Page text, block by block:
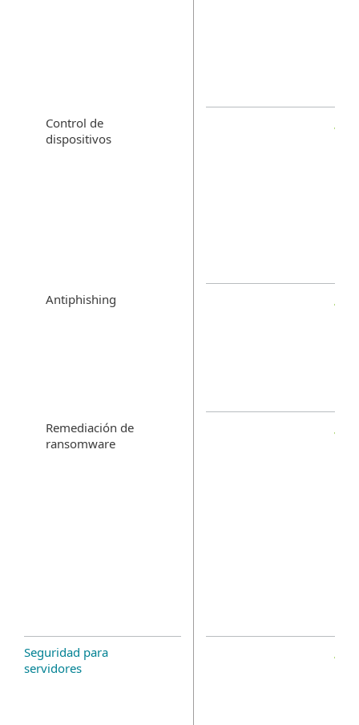
Control de
dispositivos
Antiphishing
Remediación de
ransomware
Seguridad para
servidores